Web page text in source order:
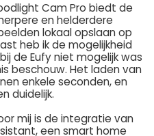
Cam Pro biedt de
en helderdere
lokaal opslaan op
heb ik de mogelijkheid
de Eufy niet mogelijk was
beschouw. Het laden van
enkele seconden, en
duidelijk.
mij is de integratie van
een smart home